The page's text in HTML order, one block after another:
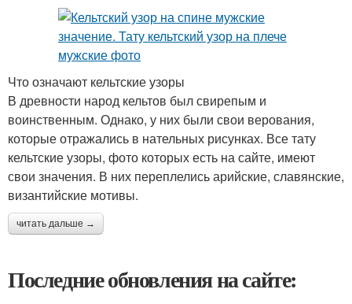
Что означают кельтские узоры
В древности народ кельтов был свирепым и
воинственным. Однако, у них были свои верования,
которые отражались в нательных рисунках. Все тату
кельтские узоры, фото которых есть на сайте, имеют
свои значения. В них переплелись арийские, славянские,
византийские мотивы.
читать дальше →
Последние обновления на сайте: